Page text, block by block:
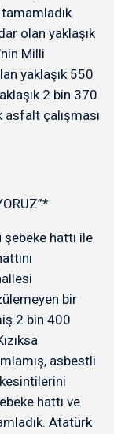
olan yaklaşık
Milli
yaklaşık 550
2 bin 370
çalışması
hattı ile
bir
2 bin 400
asbestli
kesintilerini
hattı ve
Atatürk